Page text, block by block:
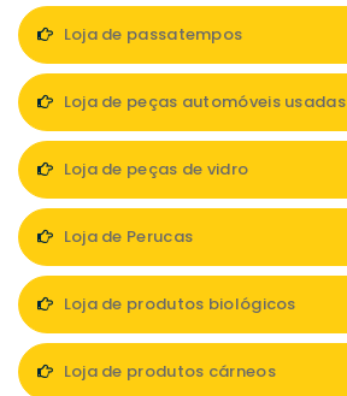
Loja de passatempos
Loja de peças automóveis usadas
Loja de peças de vidro
Loja de Perucas
Loja de produtos biológicos
Loja de produtos cárneos